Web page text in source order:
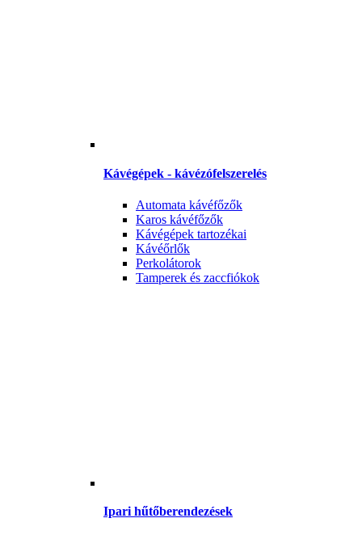
Kávégépek - kávézófelszerelés
Automata kávéfőzők
Karos kávéfőzők
Kávégépek tartozékai
Kávéőrlők
Perkolátorok
Tamperek és zaccfiókok
Ipari hűtőberendezések